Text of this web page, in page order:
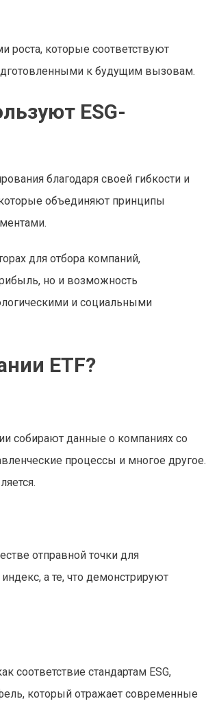
роста, которые соответствуют
к будущим вызовам.
ESG-
благодаря своей гибкости и
объединяют принципы
для отбора компаний,
но и возможность
и социальными
ETF?
собирают данные о компаниях со
процессы и многое другое.
отправной точки для
а те, что демонстрируют
соответствие стандартам ESG,
который отражает современные